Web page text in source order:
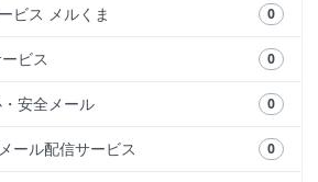
0
ビス メルくま
0
ビス
0
安全メール
0
ール配信サービス